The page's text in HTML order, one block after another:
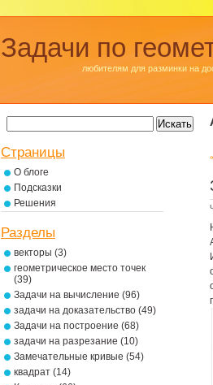
Задачи по
любителям для разминки на
Страницы
О блоге
Подсказки
Решения
Разделы
векторы (3)
геометрическое место точек
(39)
Задачи на вычисление (96)
задачи на доказательство (49)
Задачи на построение (68)
задачи на разрезание (10)
Замечательные кривые (54)
квадрат (14)